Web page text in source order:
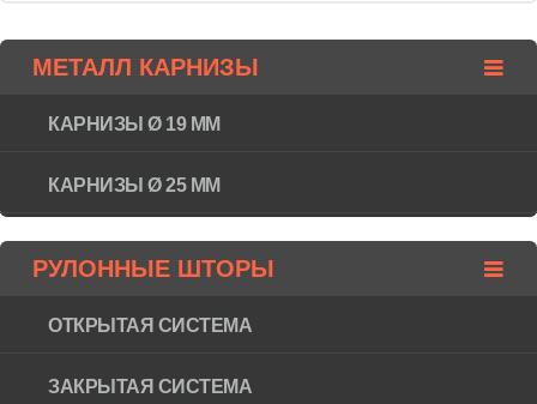
МЕТАЛЛ КАРНИЗЫ
КАРНИЗЫ Ø 19 ММ
КАРНИЗЫ Ø 25 ММ
РУЛОННЫЕ ШТОРЫ
ОТКРЫТАЯ СИСТЕМА
ЗАКРЫТАЯ СИСТЕМА